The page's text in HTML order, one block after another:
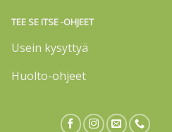
TEE SE ITSE -OHJEET
Usein kysyttyä
Huolto-ohjeet